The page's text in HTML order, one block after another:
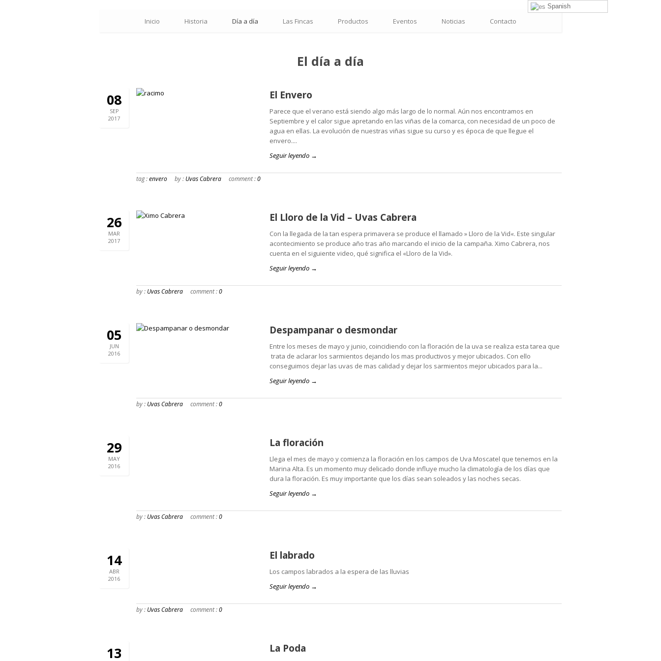
Inicio Historia Día a día Las Fincas Productos Eventos Noticias Contacto
El día a día
08
SEP
2017
El Envero
Parece que el verano está siendo algo más largo de lo normal. Aún nos encontramos en
Septiembre y el calor sigue apretando en las viñas de la comarca, con necesidad de un poco de
agua en ellas. La evolución de nuestras viñas sigue su curso y es época de que llegue el
envero....
Seguir leyendo →
tag :envero by : Uvas Cabrera comment :0
26
MAR
2017
El Lloro de la Vid – Uvas Cabrera
Con la llegada de la tan espera primavera se produce el llamado » Lloro de la Vid«. Este singular
acontecimiento se produce año tras año marcando el inicio de la campaña. Ximo Cabrera, nos
cuenta en el siguiente video, qué significa el «Lloro de la Vid».
Seguir leyendo →
by : Uvas Cabrera comment :0
05
JUN
2016
Despampanar o desmondar
Entre los meses de mayo y junio, coincidiendo con la floración de la uva se realiza esta tarea que
trata de aclarar los sarmientos dejando los mas productivos y mejor ubicados. Con ello
conseguimos dejar las uvas de mas calidad y dejar los sarmientos mejor ubicados para la...
Seguir leyendo →
by : Uvas Cabrera comment :0
29
MAY
2016
La floración
Llega el mes de mayo y comienza la floración en los campos de Uva Moscatel que tenemos en la
Marina Alta. Es un momento muy delicado donde influye mucho la climatología de los días que
dura la floración. Es muy importante que los días sean soleados y las noches secas.
Seguir leyendo →
by : Uvas Cabrera comment :0
14
ABR
2016
El labrado
Los campos labrados a la espera de las lluvias
Seguir leyendo →
by : Uvas Cabrera comment :0
13 La Poda
Spanish